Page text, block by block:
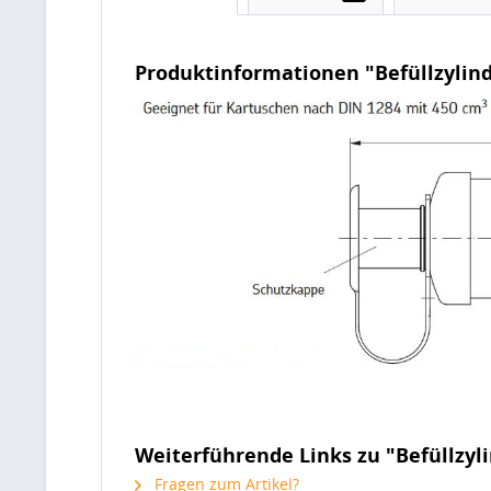
Produktinformationen
Weiterführende Links zu
Fragen zum Artikel?